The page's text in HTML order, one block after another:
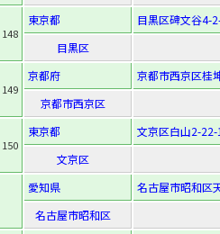
148
東京都
目黒区碑文谷4-
目黒区
149
京都府
京都市西京区桂
京都市西京区
150
東京都
文京区白山2-
文京区
愛知県
名古屋市昭和区
名古屋市昭和区